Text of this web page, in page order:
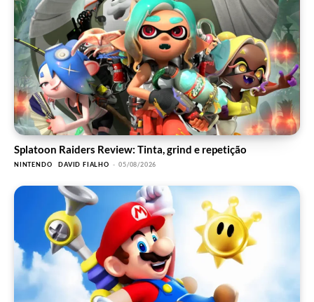
Splatoon Raiders Review: Tinta, grind e repetição
NINTENDO DAVID FIALHO - 05/08/2026